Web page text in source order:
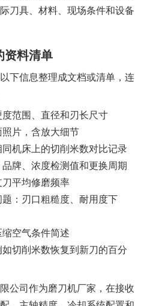
刀具、材料、现场条件和设备
资料清单
下信息整理成文档或清单，连
范围、直径和刃长尺寸
片，含放大细节
机床上的切削米数对比记录
牌、浓度检测值和更换周期
平均修磨频率
：刃口粗糙度、耐用度下
空气条件简述
切削米数恢复到新刀的百分
公司作为磨刀机厂家，在接收